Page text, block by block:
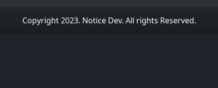
Copyright 2023. Notice Dev. All rights Reserved.